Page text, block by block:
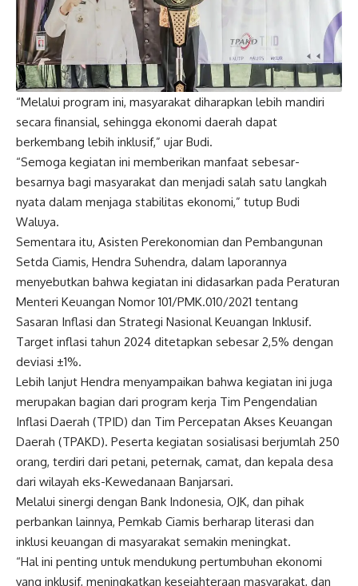
“Melalui program ini, masyarakat diharapkan lebih mandiri
secara finansial, sehingga ekonomi daerah dapat
berkembang lebih inklusif,” ujar Budi.
“Semoga kegiatan ini memberikan manfaat sebesar-
besarnya bagi masyarakat dan menjadi salah satu langkah
nyata dalam menjaga stabilitas ekonomi,” tutup Budi
Waluya.
Sementara itu, Asisten Perekonomian dan Pembangunan
Setda Ciamis, Hendra Suhendra, dalam laporannya
menyebutkan bahwa kegiatan ini didasarkan pada Peraturan
Menteri Keuangan Nomor 101/PMK.010/2021 tentang
Sasaran Inflasi dan Strategi Nasional Keuangan Inklusif.
Target inflasi tahun 2024 ditetapkan sebesar 2,5% dengan
deviasi ±1%.
Lebih lanjut Hendra menyampaikan bahwa kegiatan ini juga
merupakan bagian dari program kerja Tim Pengendalian
Inflasi Daerah (TPID) dan Tim Percepatan Akses Keuangan
Daerah (TPAKD). Peserta kegiatan sosialisasi berjumlah 250
orang, terdiri dari petani, peternak, camat, dan kepala desa
dari wilayah eks-Kewedanaan Banjarsari.
Melalui sinergi dengan Bank Indonesia, OJK, dan pihak
perbankan lainnya, Pemkab Ciamis berharap literasi dan
inklusi keuangan di masyarakat semakin meningkat.
“Hal ini penting untuk mendukung pertumbuhan ekonomi
yang inklusif, meningkatkan kesejahteraan masyarakat, dan